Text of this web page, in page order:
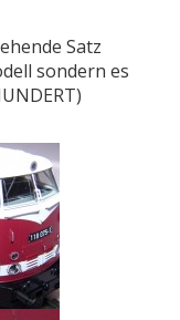
Satz
sondern es